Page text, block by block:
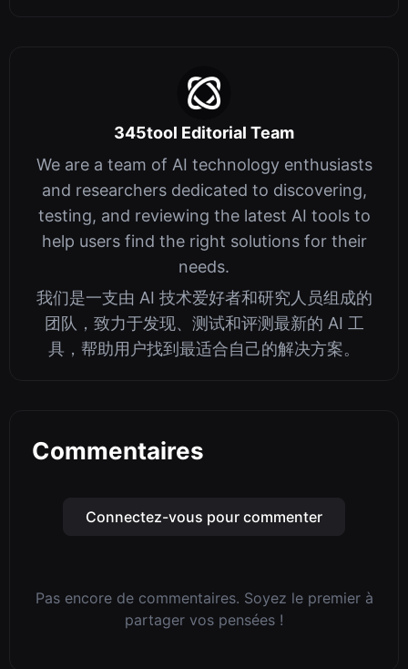
345tool Editorial Team
We are a team of AI technology enthusiasts
and researchers dedicated to discovering,
testing, and reviewing the latest AI tools to
help users find the right solutions for their
needs.
我们是一支由 AI 技术爱好者和研究人员组成的
团队，致力于发现、测试和评测最新的 AI 工
具，帮助用户找到最适合自己的解决方案。
Commentaires
Connectez-vous pour commenter
Pas encore de commentaires. Soyez le premier à
partager vos pensées !